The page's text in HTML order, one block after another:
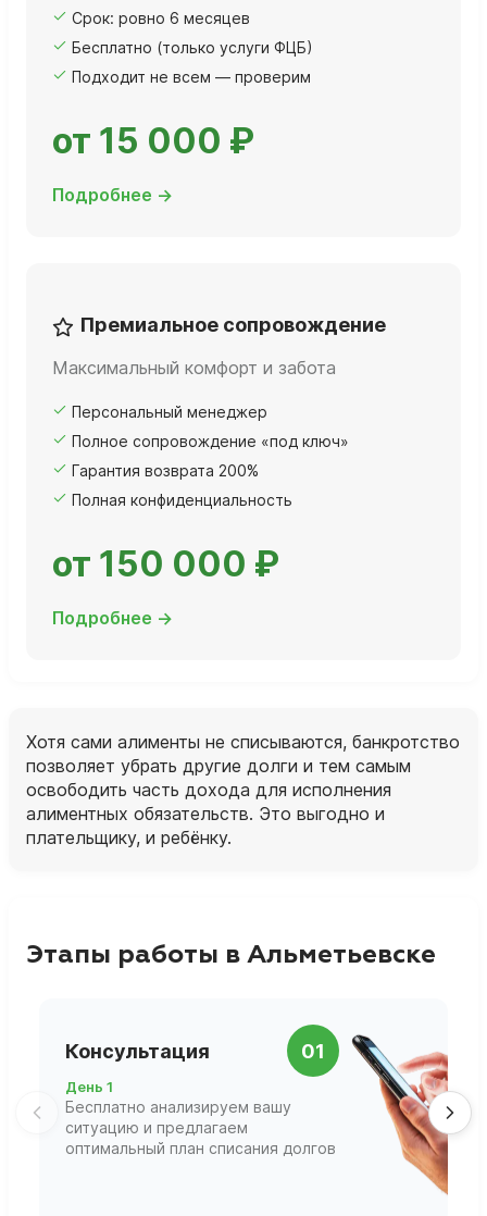
Срок: ровно 6 месяцев
Бесплатно (только услуги ФЦБ)
Подходит не всем — проверим
от 15 000 ₽
Подробнее →
Премиальное сопровождение
Максимальный комфорт и забота
Персональный менеджер
Полное сопровождение «под ключ»
Гарантия возврата 200%
Полная конфиденциальность
от 150 000 ₽
Подробнее →
Хотя сами алименты не списываются, банкротство
позволяет убрать другие долги и тем самым
освободить часть дохода для исполнения
алиментных обязательств. Это выгодно и
плательщику, и ребёнку.
Этапы работы в Альметьевске
Консультация 01
День 1
Бесплатно анализируем вашу
ситуацию и предлагаем
оптимальный план списания долгов